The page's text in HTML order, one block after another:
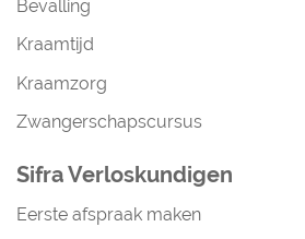
Bevalling
Kraamtijd
Kraamzorg
Zwangerschapscursus
Sifra Verloskundigen
Eerste afspraak maken